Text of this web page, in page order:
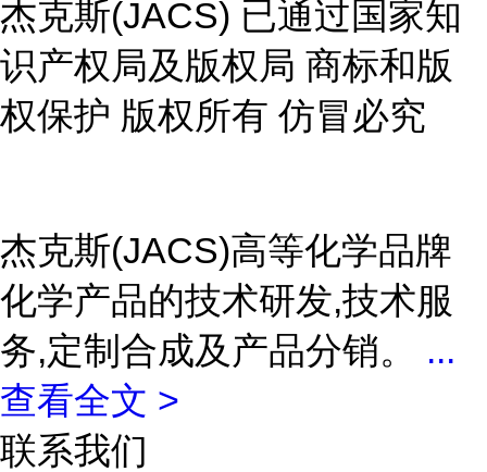
杰克斯(JACS) 已通过国家知
识产权局及版权局 商标和版
权保护 版权所有 仿冒必究
杰克斯(JACS)高等化学品牌
化学产品的技术研发,技术服
务,定制合成及产品分销。 ...
查看全文 >
联系我们